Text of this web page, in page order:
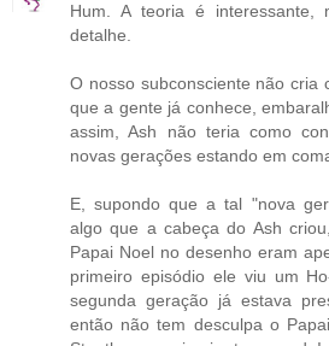
Hum. A teoria é interessante,
detalhe.
O nosso subconsciente não cria
que a gente já conhece,
assim, Ash não teria como
novas gerações estando em
E, supondo que a tal "nova
algo que a cabeça do Ash
Papai Noel no desenho eram
primeiro episódio ele viu um
segunda geração já estava
então não tem desculpa o